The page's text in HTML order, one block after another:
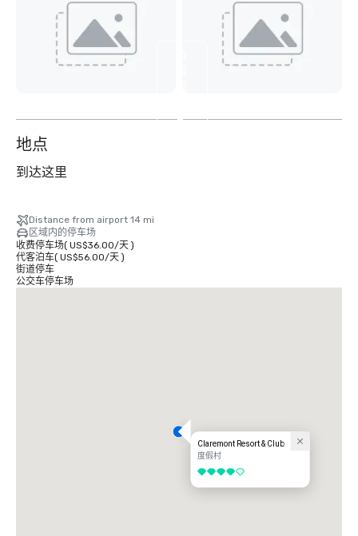
2
地点
到达这里
Distance from airport 14 mi
区域内的停车场
收费停车场( US$36.00/天)
代客泊车( US$56.00/天)
街道停车
公交车停车场
Claremont Resort & Club
度假村
4/5